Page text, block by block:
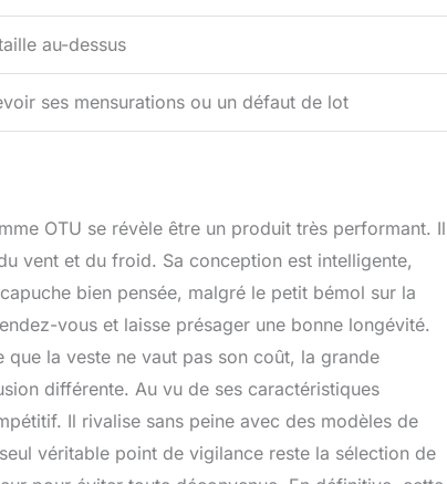
au-dessus
ses mensurations ou un défaut de lot
OTU se révèle être un produit très performant. Il
vent et du froid. Sa conception est intelligente,
bien pensée, malgré le petit bémol sur la
vous et laisse présager une bonne longévité.
la veste ne vaut pas son coût, la grande
différente. Au vu de ses caractéristiques
Il rivalise sans peine avec des modèles de
véritable point de vigilance reste la sélection de